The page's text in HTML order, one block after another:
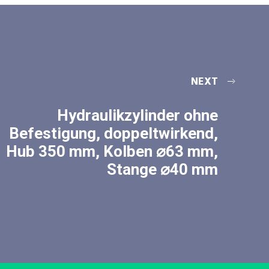
NEXT
Hydraulikzylinder ohne
Befestigung, doppeltwirkend,
Hub 350 mm, Kolben ⌀63 mm,
Stange ⌀40 mm